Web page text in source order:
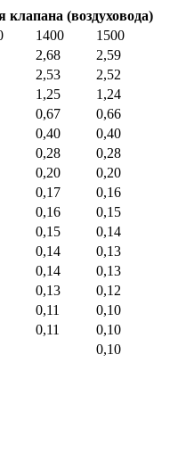
(воздуховода)
1400
1500
2,68
2,59
2,53
2,52
1,25
1,24
0,67
0,66
0,40
0,40
0,28
0,28
0,20
0,20
0,17
0,16
0,16
0,15
0,15
0,14
0,14
0,13
0,14
0,13
0,13
0,12
0,11
0,10
0,11
0,10
0,10